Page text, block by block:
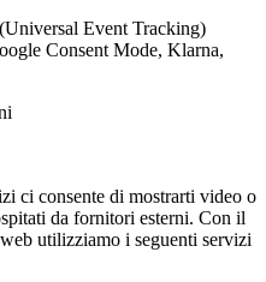
Event Tracking)
Consent Mode, Klarna,
ci consente di mostrarti video o
da fornitori esterni. Con il
utilizziamo i seguenti servizi